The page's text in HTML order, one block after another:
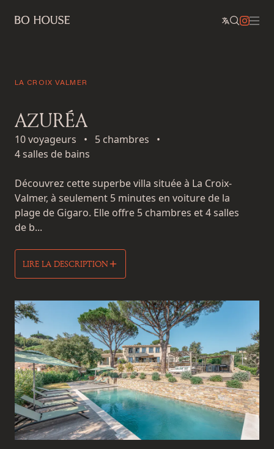
LA CROIX VALMER
AZURÉA
10 voyageurs • 5 chambres
•
4 salles de bains
Découvrez cette superbe villa située à La Croix-
Valmer, à seulement 5 minutes en voiture de la
plage de Gigaro. Elle offre 5 chambres et 4 salles
de b...
LIRE LA DESCRIPTION